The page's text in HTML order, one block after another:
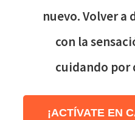
nuevo. Volver a
con la
cuidando por
¡ACTÍVATE EN